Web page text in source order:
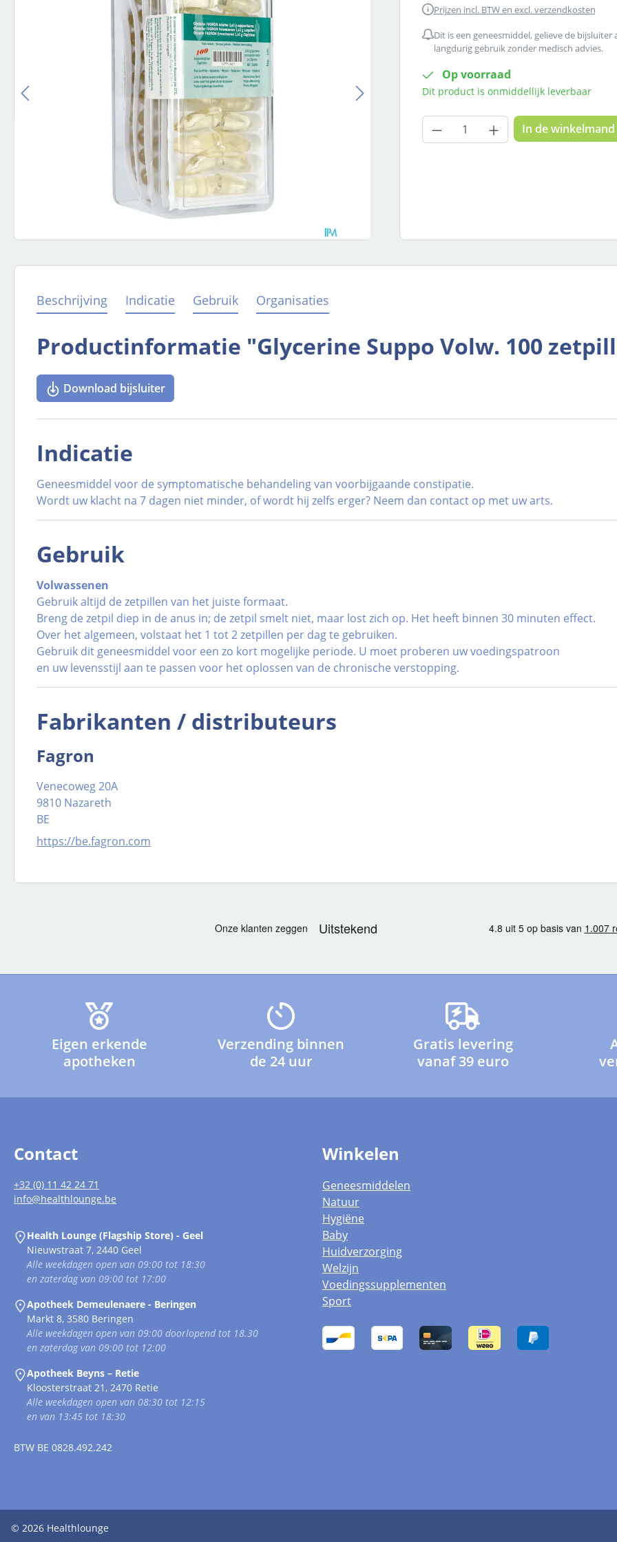
Prijzen incl. BTW en excl. verzendkosten
Dit is een geneesmiddel, gelieve de
langdurig gebruik zonder medisch advies.
Op voorraad
Dit product is onmiddellijk leverbaar
Producthoeveelheid:
In de winkelmand
Beschrijving Indicatie Gebruik Organisaties
Productinformatie "Glycerine Suppo Volw. 100
Download bijsluiter
Indicatie
Geneesmiddel voor de symptomatische behandeling van voorbijgaande constipatie.
Wordt uw klacht na 7 dagen niet minder, of wordt hij zelfs erger? Neem dan contact op met uw arts.
Gebruik
Volwassenen
Gebruik altijd de zetpillen van het juiste formaat.
Breng de zetpil diep in de anus in; de zetpil smelt niet, maar lost zich op. Het heeft binnen 30 minuten effect.
Over het algemeen, volstaat het 1 tot 2 zetpillen per dag te gebruiken.
Gebruik dit geneesmiddel voor een zo kort mogelijke periode. U moet proberen uw voedingspatroon
en uw levensstijl aan te passen voor het oplossen van de chronische verstopping.
Fabrikanten / distributeurs
Fagron
Venecoweg 20A
9810 Nazareth
BE
https://be.fagron.com
Eigen erkende
apotheken
Verzending binnen
de 24 uur
Gratis levering
vanaf 39 euro
Contact
+32 (0) 11 42 24 71
info@healthlounge.be
Health Lounge (Flagship Store) - Geel
Nieuwstraat 7, 2440 Geel
Alle weekdagen open van 09:00 tot 18:30
en zaterdag van 09:00 tot 17:00
Apotheek Demeulenaere - Beringen
Markt 8, 3580 Beringen
Alle weekdagen open van 09:00 doorlopend tot 18.30
en zaterdag van 09:00 tot 12:00
Apotheek Beyns – Retie
Kloosterstraat 21, 2470 Retie
Alle weekdagen open van 08:30 tot 12:15
en van 13:45 tot 18:30
BTW BE 0828.492.242
Winkelen
Geneesmiddelen
Natuur
Hygiëne
Baby
Huidverzorging
Welzijn
Voedingssupplementen
Sport
© 2026 Healthlounge